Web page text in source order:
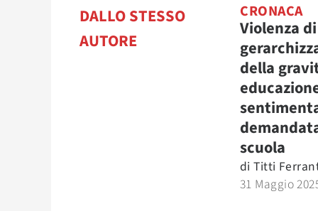
DALLO STESSO
AUTORE
CRONACA
Violenza
della
scuola
di Titti
31 Maggio